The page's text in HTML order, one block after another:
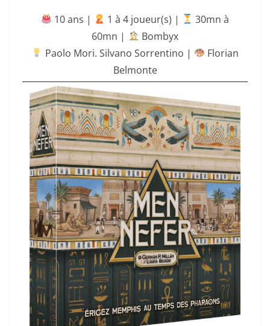
10 ans | ‍ 1 à 4 joueur(s) |
30mn à
60mn |
Bombyx
Paolo Mori. Silvano Sorrentino |
Florian
Belmonte